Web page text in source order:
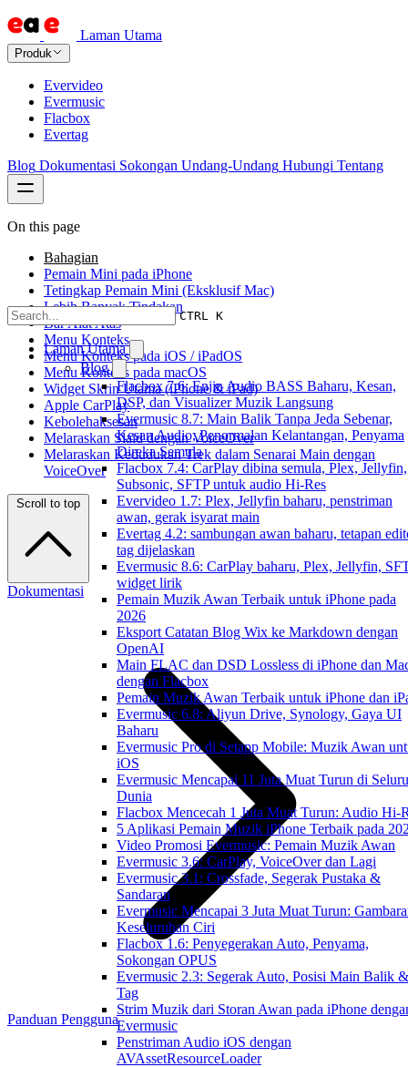
Laman Utama
Produk
Evervideo
Evermusic
Flacbox
Evertag
Blog Dokumentasi Sokongan Undang-Undang Hubungi Tentang
CTRL K
Laman Utama
Blog
Flacbox 7.6: Enjin Audio BASS Baharu, Kesan,
DSP, dan Visualizer Muzik Langsung
Evermusic 8.7: Main Balik Tanpa Jeda Sebenar,
Kesan Audio, Penormalan Kelantangan, Penyama
Direka Semula
Flacbox 7.4: CarPlay dibina semula, Plex, Jellyfin,
Subsonic, SFTP untuk audio Hi-Res
Evervideo 1.7: Plex, Jellyfin baharu, penstriman
awan, gerak isyarat main
Evertag 4.2: sambungan awan baharu, tetapan
tag dijelaskan
Evermusic 8.6: CarPlay baharu, Plex, Jellyfin,
widget lirik
Pemain Muzik Awan Terbaik untuk iPhone pada
2026
Eksport Catatan Blog Wix ke Markdown dengan
OpenAI
Main FLAC dan DSD Lossless di iPhone dan
dengan Flacbox
Pemain Muzik Awan Terbaik untuk iPhone dan
Evermusic 6.8: Aliyun Drive, Synology, Gaya UI
Baharu
Evermusic Pro di Setapp Mobile: Muzik Awan
iOS
Evermusic Mencapai 11 Juta Muat Turun di
Dunia
Flacbox Mencecah 1 Juta Muat Turun: Audio Hi-
5 Aplikasi Pemain Muzik iPhone Terbaik pada
Video Promosi Evermusic: Pemain Muzik Awan
Evermusic 3.6: CarPlay, VoiceOver dan Lagi
Evermusic 3.1: Crossfade, Segerak Pustaka &
Sandaran
Evermusic Mencapai 3 Juta Muat Turun:
Keseluruhan Ciri
Flacbox 1.6: Penyegerakan Auto, Penyama,
Sokongan OPUS
Evermusic 2.3: Segerak Auto, Posisi Main Balik &
Tag
Strim Muzik dari Storan Awan pada iPhone
Evermusic
Penstriman Audio iOS dengan
AVAssetResourceLoader
On this page
Bahagian
Pemain Mini pada iPhone
Tetingkap Pemain Mini (Eksklusif Mac)
Lebih Banyak Tindakan
Bar Alat Atas
Menu Konteks
Menu Konteks pada iOS / iPadOS
Menu Konteks pada macOS
Widget Skrin Utama (iPhone & iPad)
Apple CarPlay
Kebolehaksesan
Melaraskan Slaid dengan VoiceOver
Melaraskan Kedudukan Trek dalam Senarai Main dengan
VoiceOver
Scroll to top
Dokumentasi
Panduan Pengguna